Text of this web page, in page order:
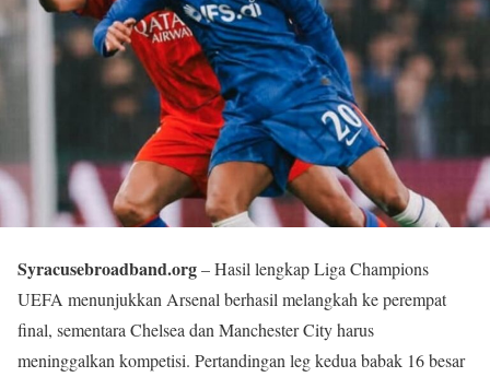
Syracusebroadband.org– Hasil lengkap Liga Champions
UEFA menunjukkan Arsenal berhasil melangkah ke perempat
final, sementara Chelsea dan Manchester City harus
meninggalkan kompetisi. Pertandingan leg kedua babak 16 besar